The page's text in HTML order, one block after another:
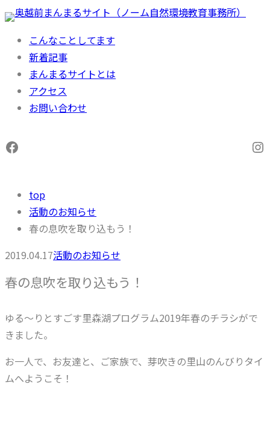
内
こんなことしてます
新着記事
まんまるサイトとは
アクセス
お問い合わせ
Facebook
top
活動のお知らせ
春の息吹を取り込もう！
2019.04.17活動のお知らせ
春の息吹を取り込もう！
ゆる～りとすごす里森湖プログラム2019年春のチラシがで
きました。
お一人で、お友達と、ご家族で、芽吹きの里山のんびりタイ
ムへようこそ！